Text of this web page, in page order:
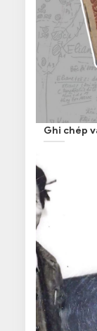
Ghi chép